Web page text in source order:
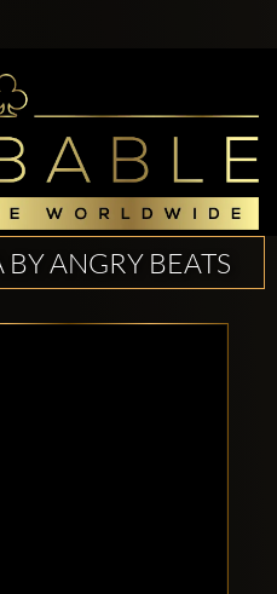
ANGRY BEATS